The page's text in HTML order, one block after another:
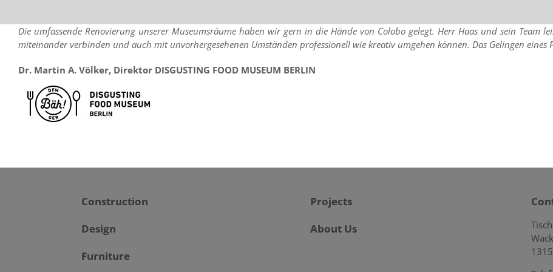
Die umfassende Renovierung unserer Museumsräume haben wir gern in die Hände von Colobo gelegt. Herr Haas und sein Team
miteinander verbinden und auch mit unvorhergesehenen Umständen professionell wie kreativ umgehen können. Das Gelingen eines
Dr. Martin A. Völker, Direktor DISGUSTING FOOD MUSEUM BERLIN
Construction
Design
Furniture
Projects
About Us